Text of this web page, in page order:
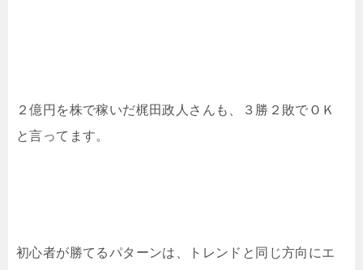
２億円を株で稼いだ梶田政人さんも、３勝２敗でＯＫ
と言ってます。
初心者が勝てるパターンは、トレンドと同じ方向にエ